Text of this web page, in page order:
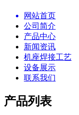
网站首页
公司简介
产品中心
新闻资讯
机座焊接工艺
设备展示
联系我们
产品列表